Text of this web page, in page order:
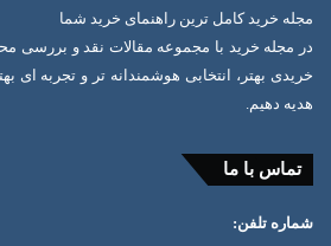
مجله خرید کامل ترین راهنمای خرید شما
در مجله خرید با مجموعه مقالات نقد و بررسی
خریدی بهتر، انتخابی هوشمندانه تر و تجربه ای
هدیه دهیم.
تماس با ما
شماره تلفن: